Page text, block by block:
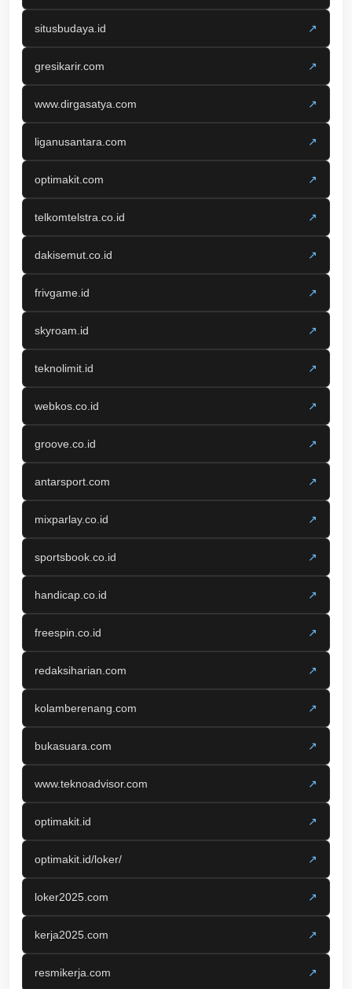
situsbudaya.id ↗
gresikarir.com ↗
www.dirgasatya.com ↗
liganusantara.com ↗
optimakit.com ↗
telkomtelstra.co.id ↗
dakisemut.co.id ↗
frivgame.id ↗
skyroam.id ↗
teknolimit.id ↗
webkos.co.id ↗
groove.co.id ↗
antarsport.com ↗
mixparlay.co.id ↗
sportsbook.co.id ↗
handicap.co.id ↗
freespin.co.id ↗
redaksiharian.com ↗
kolamberenang.com ↗
bukasuara.com ↗
www.teknoadvisor.com ↗
optimakit.id ↗
optimakit.id/loker/ ↗
loker2025.com ↗
kerja2025.com ↗
resmikerja.com ↗